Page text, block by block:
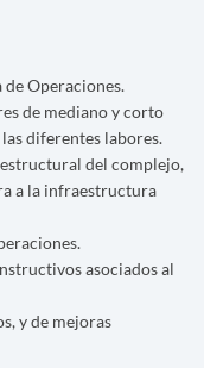
de Operaciones.
de mediano y corto
diferentes labores.
del complejo,
a la infraestructura
asociados al
y de mejoras